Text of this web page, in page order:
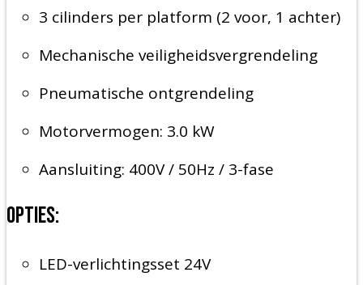
3 cilinders per platform (2 voor, 1 achter)
Mechanische veiligheidsvergrendeling
Pneumatische ontgrendeling
Motorvermogen: 3.0 kW
Aansluiting: 400V / 50Hz / 3-fase
Opties:
LED-verlichtingsset 24V